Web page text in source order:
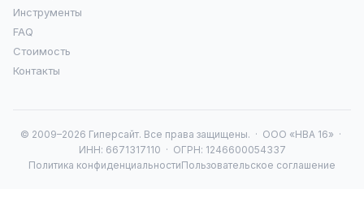
Инструменты
FAQ
Стоимость
Контакты
© 2009–2026 Гиперсайт. Все права защищены. · ООО «НВА 16» ·
ИНН: 6671317110 · ОГРН: 1246600054337
Политика конфиденциальностиПользовательское соглашение